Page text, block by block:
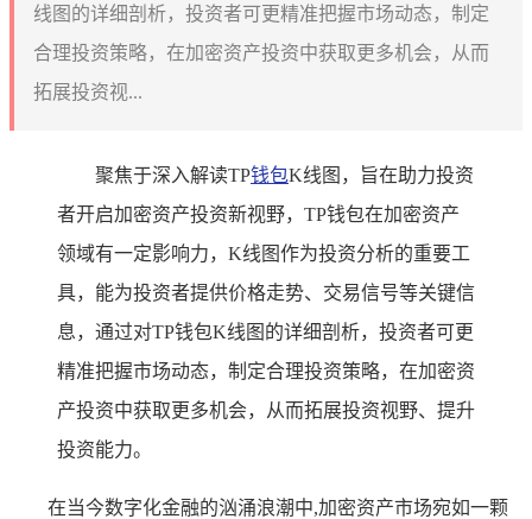
线图的详细剖析，投资者可更精准把握市场动态，制定
合理投资策略，在加密资产投资中获取更多机会，从而
拓展投资视...
聚焦于深入解读TP钱包K线图，旨在助力投资
者开启加密资产投资新视野，TP钱包在加密资产
领域有一定影响力，K线图作为投资分析的重要工
具，能为投资者提供价格走势、交易信号等关键信
息，通过对TP钱包K线图的详细剖析，投资者可更
精准把握市场动态，制定合理投资策略，在加密资
产投资中获取更多机会，从而拓展投资视野、提升
投资能力。
在当今数字化金融的汹涌浪潮中,加密资产市场宛如一颗